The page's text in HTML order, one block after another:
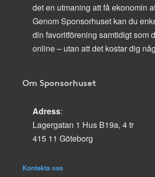
det en utmaning att få ekonomin
Genom Sponsorhuset kan du
din favoritförening samtidigt som
online – utan att det kostar dig
Om Sponsorhuset
Adress:
Lagergatan 1 Hus B19a, 4 tr
415 11 Göteborg
Kontakta oss